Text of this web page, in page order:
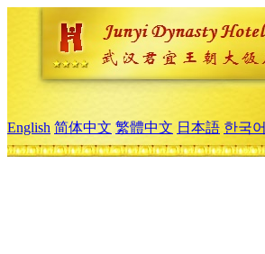
English 简体中文 繁體中文 日本語 한국어